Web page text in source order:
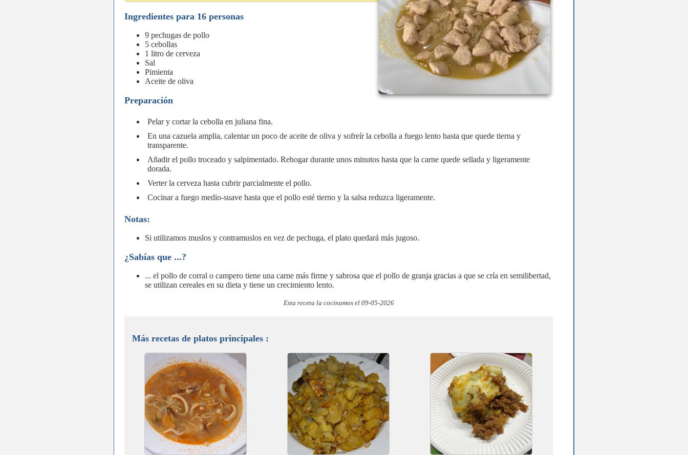
Ingredientes para 16 personas
9 pechugas de pollo
5 cebollas
1 litro de cerveza
Sal
Pimienta
Aceite de oliva
Preparación
Pelar y cortar la cebolla en juliana fina.
En una cazuela amplia, calentar un poco de aceite de oliva y sofreír la cebolla a fuego lento hasta que quede tierna y
transparente.
Añadir el pollo troceado y salpimentado. Rehogar durante unos minutos hasta que la carne quede sellada y ligeramente
dorada.
Verter la cerveza hasta cubrir parcialmente el pollo.
Cocinar a fuego medio-suave hasta que el pollo esté tierno y la salsa reduzca ligeramente.
Notas:
Si utilizamos muslos y contramuslos en vez de pechuga, el plato quedará más jugoso.
¿Sabías que ...?
... el pollo de corral o campero tiene una carne más firme y sabrosa que el pollo de granja gracias a que se cría en semilibertad,
se utilizan cereales en su dieta y tiene un crecimiento lento.
Esta receta la cocinamos el 09-05-2026
Más recetas de platos principales :